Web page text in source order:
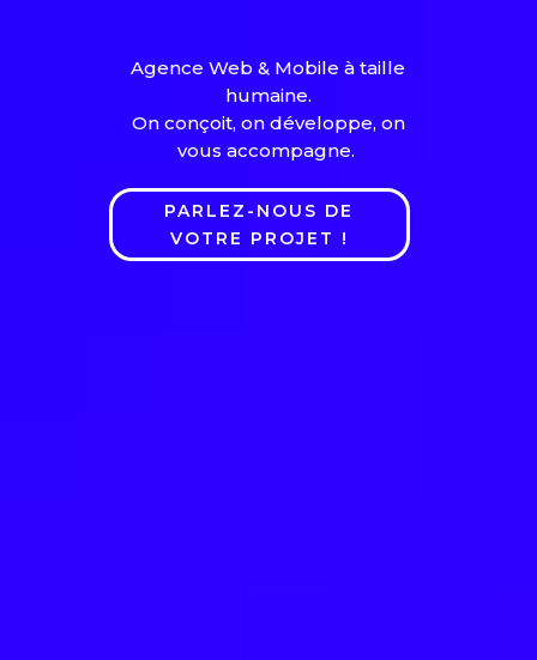
Agence Web & Mobile à taille
humaine.
On conçoit, on développe, on
vous accompagne.
PARLEZ-NOUS DE
VOTRE PROJET !